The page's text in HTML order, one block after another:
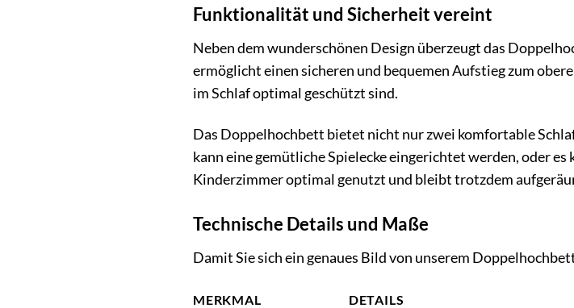
Funktionalität und Sicherheit vereint
Neben dem wunderschönen Design überzeugt das
ermöglicht einen sicheren und bequemen Aufstieg zum
im Schlaf optimal geschützt sind.
Das Doppelhochbett bietet nicht nur zwei komfortable
kann eine gemütliche Spielecke eingerichtet werden, oder
Kinderzimmer optimal genutzt und bleibt trotzdem
Technische Details und Maße
Damit Sie sich ein genaues Bild von unserem
MERKMAL
DETAILS